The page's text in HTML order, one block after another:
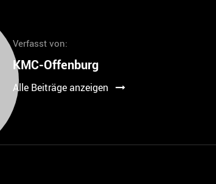
Verfasst von:
KMC-Offenburg
Alle Beiträge anzeigen